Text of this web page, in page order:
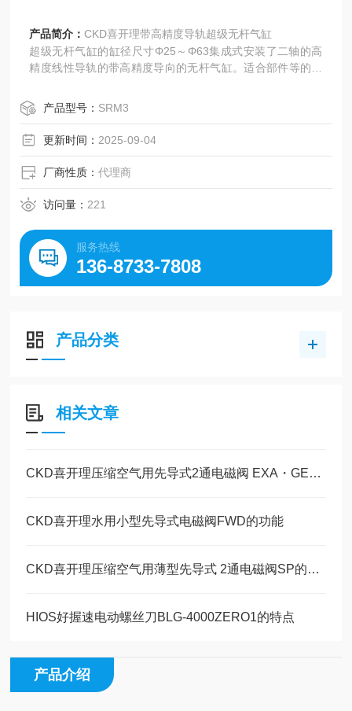
产品简介：CKD喜开理带高精度导轨超级无杆气缸
超级无杆气缸的缸径尺寸Φ25～Φ63集成式安装了二轴的高
精度线性导轨的带高精度导向的无杆气缸。适合部件等的高
产品型号： SRM3
更新时间： 2025-09-04
厂商性质：代理商
访问量： 221
服务热线
136-8733-7808
产品分类
相关文章
CKD喜开理压缩空气用先导式2通电磁阀 EXA・GEXA的特点
CKD喜开理水用小型先导式电磁阀FWD的功能
CKD喜开理压缩空气用薄型先导式 2通电磁阀SP的特点
HIOS好握速电动螺丝刀BLG-4000ZERO1的特点
产品介绍